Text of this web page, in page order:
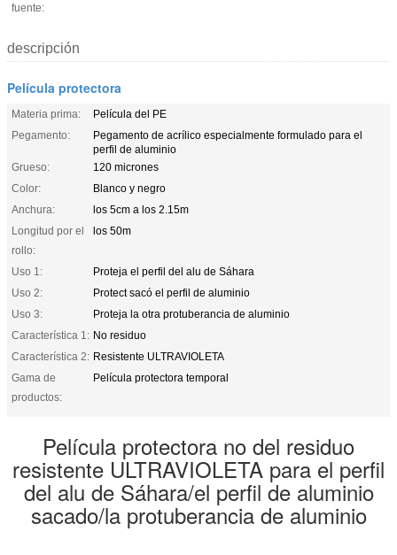
fuente:
descripción
Película protectora
Materia prima:
Película del PE
Pegamento:
Pegamento de acrílico especialmente formulado para el
perfil de aluminio
Grueso:
120 micrones
Color:
Blanco y negro
Anchura:
los 5cm a los 2.15m
Longitud por el
rollo:
los 50m
Uso 1:
Proteja el perfil del alu de Sáhara
Uso 2:
Protect sacó el perfil de aluminio
Uso 3:
Proteja la otra protuberancia de aluminio
Característica 1: No residuo
Característica 2: Resistente ULTRAVIOLETA
Gama de
productos:
Película protectora temporal
Película protectora no del residuo
resistente ULTRAVIOLETA para el perfil
del alu de Sáhara/el perfil de aluminio
sacado/la protuberancia de aluminio